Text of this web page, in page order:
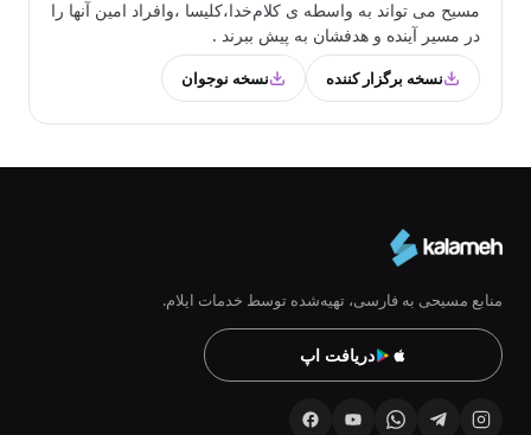
مسیح می تواند به واسطه ی کلام‌خدا،کلیسا ،و‌افراد امین آنها را
در مسیر آینده و هدفشان به پیش ببرند .
نسخه برگزار کننده نسخه نوجوان
منابع مسیحی به فارسی، تهیه‌شده توسط خدمات ایلام.
دریافت اپ